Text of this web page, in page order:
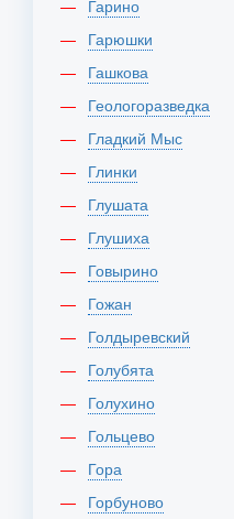
Гарино
Гарюшки
Гашкова
Геологоразведка
Гладкий Мыс
Глинки
Глушата
Глушиха
Говырино
Гожан
Голдыревский
Голубята
Голухино
Гольцево
Гора
Горбуново